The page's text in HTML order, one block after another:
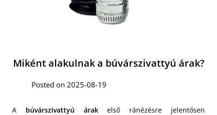
Miként alakulnak a búvárszivattyú árak?
Posted on 2025-08-19
A búvárszivattyú árakelső ránézésre jelentősen